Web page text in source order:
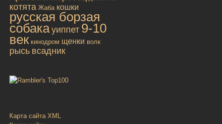
котята Жаба кошки
русская борзая
собака уиппет 9-10
век кинодром щенки волк
рысь всадник
Карта сайта XML